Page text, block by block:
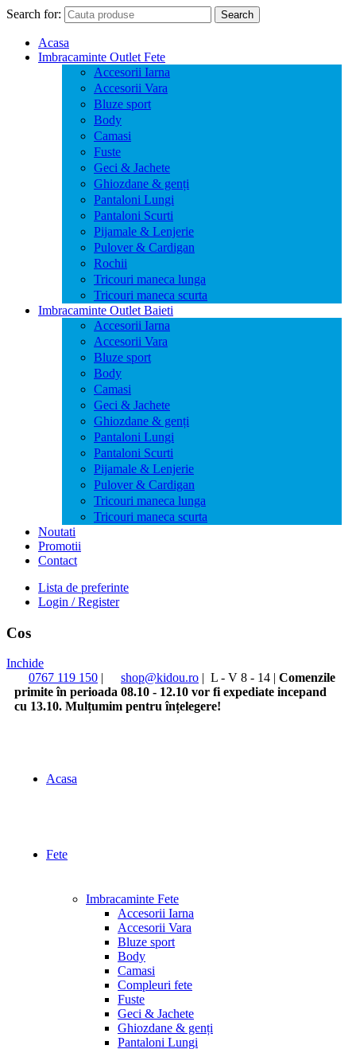
Search for: Search
Acasa
Imbracaminte Outlet Fete
Accesorii Iarna
Accesorii Vara
Bluze sport
Body
Camasi
Fuste
Geci & Jachete
Ghiozdane & genți
Pantaloni Lungi
Pantaloni Scurti
Pijamale & Lenjerie
Pulover & Cardigan
Rochii
Tricouri maneca lunga
Tricouri maneca scurta
Imbracaminte Outlet Baieti
Accesorii Iarna
Accesorii Vara
Bluze sport
Body
Camasi
Geci & Jachete
Ghiozdane & genți
Pantaloni Lungi
Pantaloni Scurti
Pijamale & Lenjerie
Pulover & Cardigan
Tricouri maneca lunga
Tricouri maneca scurta
Noutati
Promotii
Contact
Lista de preferinte
Login / Register
Cos
Inchide
0767 119 150 | shop@kidou.ro | L - V 8 - 14 | Comenzile
primite în perioada 08.10 - 12.10 vor fi expediate incepand
cu 13.10. Mulțumim pentru înțelegere!
Acasa
Fete
Imbracaminte Fete
Accesorii Iarna
Accesorii Vara
Bluze sport
Body
Camasi
Compleuri fete
Fuste
Geci & Jachete
Ghiozdane & genți
Pantaloni Lungi